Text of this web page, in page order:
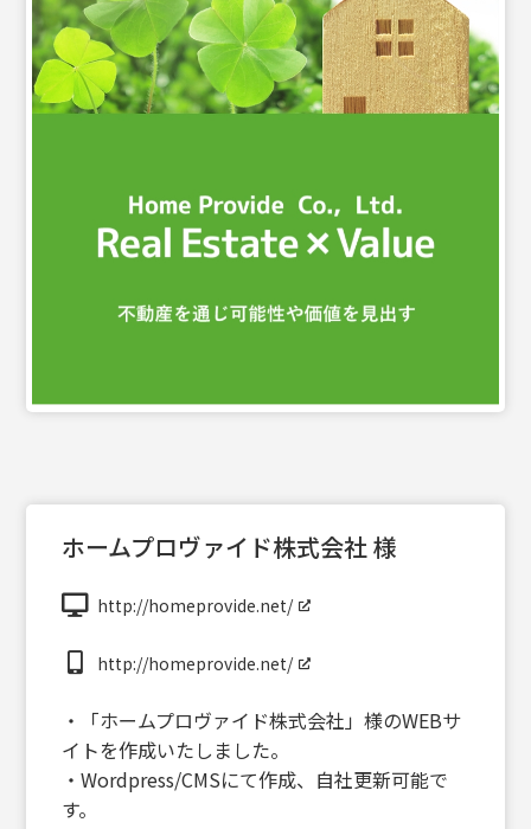
ホームプロヴァイド株式会社 様
http://homeprovide.net/
http://homeprovide.net/
・「ホームプロヴァイド株式会社」様のWEBサ
イトを作成いたしました。
・Wordpress/CMSにて作成、自社更新可能で
す。